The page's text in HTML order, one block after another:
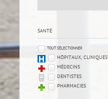
SANTÉ
TOUT SÉLECTIONNER
HÔPITAUX, CLINIQUES
MÉDECINS
DENTISTES
PHARMACIES